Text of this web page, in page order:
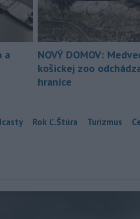
a
NOVÝ DOMOV:
košickej zoo
hranice
Rok Ľ.Štúra Turizmus